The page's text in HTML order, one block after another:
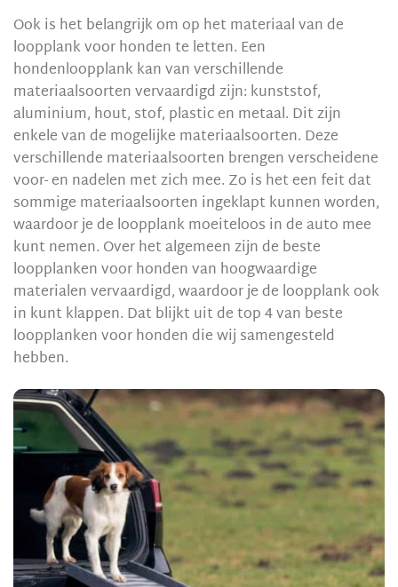
Ook is het belangrijk om op het materiaal van de
loopplank voor honden te letten. Een
hondenloopplank kan van verschillende
materiaalsoorten vervaardigd zijn: kunststof,
aluminium, hout, stof, plastic en metaal. Dit zijn
enkele van de mogelijke materiaalsoorten. Deze
verschillende materiaalsoorten brengen verscheidene
voor- en nadelen met zich mee. Zo is het een feit dat
sommige materiaalsoorten ingeklapt kunnen worden,
waardoor je de loopplank moeiteloos in de auto mee
kunt nemen. Over het algemeen zijn de beste
loopplanken voor honden van hoogwaardige
materialen vervaardigd, waardoor je de loopplank ook
in kunt klappen. Dat blijkt uit de top 4 van beste
loopplanken voor honden die wij samengesteld
hebben.